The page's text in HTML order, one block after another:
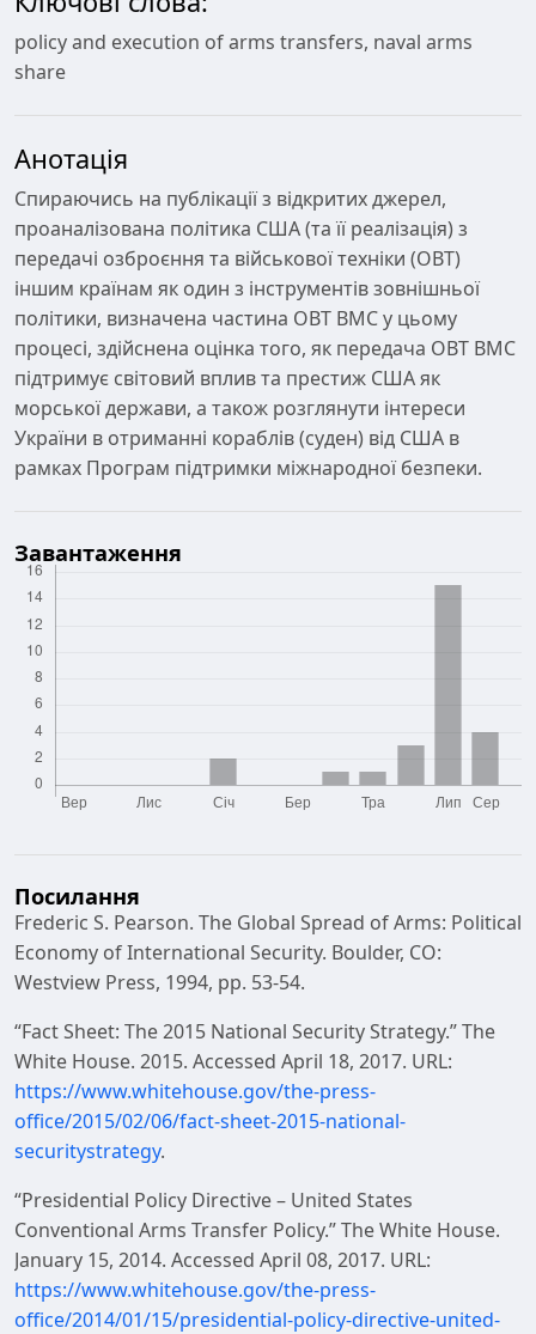
policy and execution of arms transfers, naval arms
share
Анотація
Спираючись на публікації з відкритих джерел,
проаналізована політика США (та її реалізація) з
передачі озброєння та військової техніки (ОВТ)
іншим країнам як один з інструментів зовнішньої
політики, визначена частина ОВТ ВМС у цьому
процесі, здійснена оцінка того, як передача ОВТ ВМС
підтримує світовий вплив та престиж США як
морської держави, а також розглянути інтереси
України в отриманні кораблів (суден) від США в
рамках Програм підтримки міжнародної безпеки.
Завантаження
Посилання
Frederic S. Pearson. The Global Spread of Arms: Political
Economy of International Security. Boulder, CO:
Westview Press, 1994, pp. 53-54.
“Fact Sheet: The 2015 National Security Strategy.” The
White House. 2015. Accessed April 18, 2017. URL:
https://www.whitehouse.gov/the-press-
office/2015/02/06/fact-sheet-2015-national-
securitystrategy.
“Presidential Policy Directive – United States
Conventional Arms Transfer Policy.” The White House.
January 15, 2014. Accessed April 08, 2017. URL:
https://www.whitehouse.gov/the-press-
office/2014/01/15/presidential-policy-directive-united-